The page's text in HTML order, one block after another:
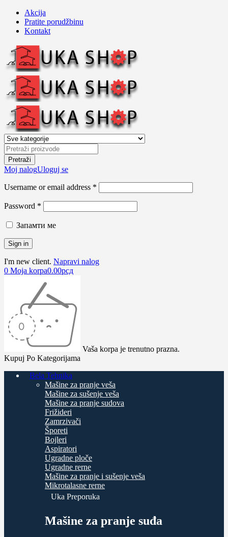
Akcija
Pratite porudžbinu
Kontakt
Moj nalogUloguj se
Username or email address *
Password *
Запамти ме
I'm new client. Napravi nalog
0 Moja korpa0.00рсд
Vaša korpa je trenutno prazna.
Kupuj Po Kategorijama
Bela Tehnika
Mašine za pranje veša
Mašine za sušenje veša
Mašine za pranje sudova
Frižideri
Zamrzivači
Šporeti
Bojleri
Aspiratori
Ugradne ploče
Ugradne rerne
Mašine za pranje i sušenje veša
Mikrotalasne rerne
Uka Preporuka
Mašine za pranje suđa